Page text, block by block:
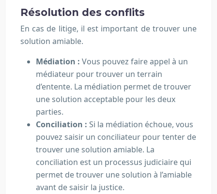
Résolution des conflits
En cas de litige, il est important de trouver une
solution amiable.
Médiation : Vous pouvez faire appel à un
médiateur pour trouver un terrain
d’entente. La médiation permet de trouver
une solution acceptable pour les deux
parties.
Conciliation : Si la médiation échoue, vous
pouvez saisir un conciliateur pour tenter de
trouver une solution amiable. La
conciliation est un processus judiciaire qui
permet de trouver une solution à l’amiable
avant de saisir la justice.